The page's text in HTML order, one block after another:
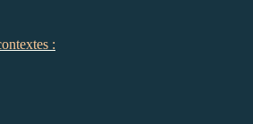
: